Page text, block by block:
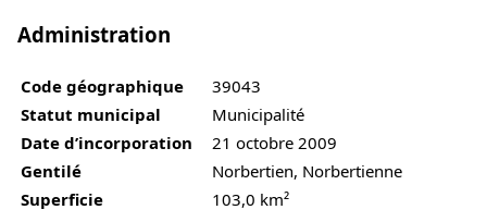
Administration
Code géographique
39043
Statut municipal
Municipalité
Date d’incorporation
21 octobre 2009
Gentilé
Norbertien, Norbertienne
Superficie
103,0 km²